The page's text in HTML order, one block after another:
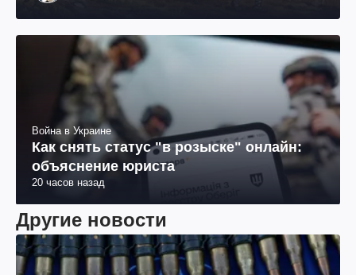
Война в Украине
Как снять статус "в розыске" онлайн:
объяснение юриста
20 часов назад
Другие новости